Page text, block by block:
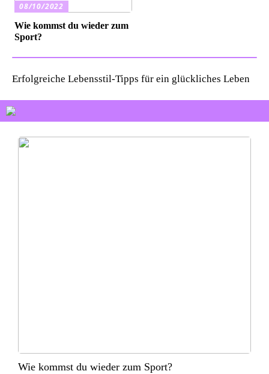
08/10/2022
Wie kommst du wieder zum
Sport?
Erfolgreiche Lebensstil-Tipps für ein glückliches Leben
Wie kommst du wieder zum Sport?